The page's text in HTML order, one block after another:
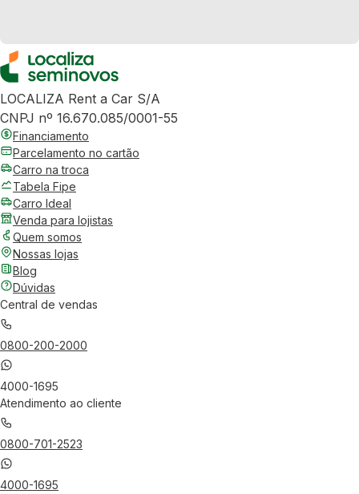
LOCALIZA Rent a Car S/A
CNPJ nº 16.670.085/0001-55
Financiamento
Parcelamento no cartão
Carro na troca
Tabela Fipe
Carro Ideal
Venda para lojistas
Quem somos
Nossas lojas
Blog
Dúvidas
Central de vendas
0800-200-2000
4000-1695
Atendimento ao cliente
0800-701-2523
4000-1695